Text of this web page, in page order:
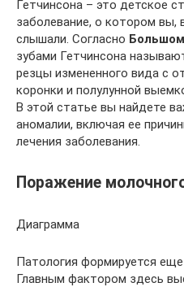
Гетчинсона – это детское
заболевание, о котором вы,
слышали. Согласно
зубами Гетчинсона
резцы измененного вида с
коронки и полулунной
В этой статье вы найдете
аномалии, включая ее
лечения заболевания.
Поражение
Диаграмма
Патология формируется
Главным фактором здесь